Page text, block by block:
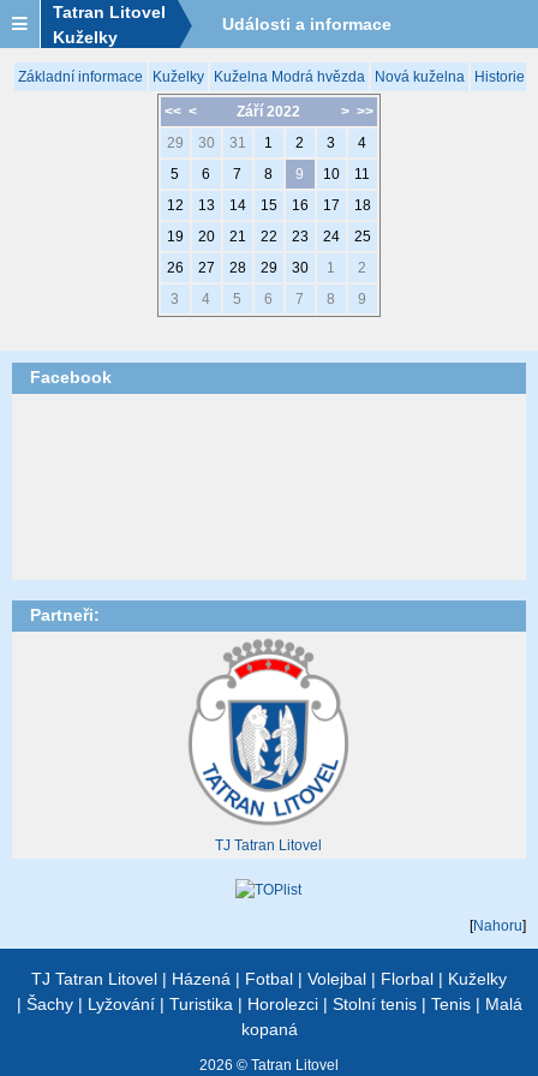
Tatran Litovel
Kuželky
Události a informace
Základní informace Kuželky Kuželna Modrá hvězda Nová kuželna Historie
<< < > >>
Září 2022
29
30 31 1 2 3
4
5
6 7 8 9 10
11
12
13 14 15 16 17
18
19
20 21 22 23 24
25
26
27 28 29 30 1
2
3
4 5 6 7 8 9
Facebook
Partneři:
TJ Tatran Litovel
[Nahoru]
TJ Tatran Litovel | Házená | Fotbal | Volejbal | Florbal | Kuželky
| Šachy| Lyžování| Turistika | Horolezci| Stolní tenis| Tenis| Malá
kopaná
2026 © Tatran Litovel